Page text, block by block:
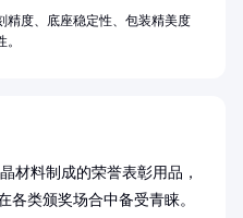
材料制成的荣誉表彰用品，
各类颁奖场合中备受青睐。
精度、底座稳定性、包装精美度